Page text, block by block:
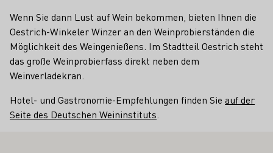
Wenn Sie dann Lust auf Wein bekommen, bieten Ihnen die
Oestrich-Winkeler Winzer an den Weinprobierständen die
Möglichkeit des Weingenießens. Im Stadtteil Oestrich steht
das große Weinprobierfass direkt neben dem
Weinverladekran.
Hotel- und Gastronomie-Empfehlungen finden Sie auf der
Seite des Deutschen Weininstituts